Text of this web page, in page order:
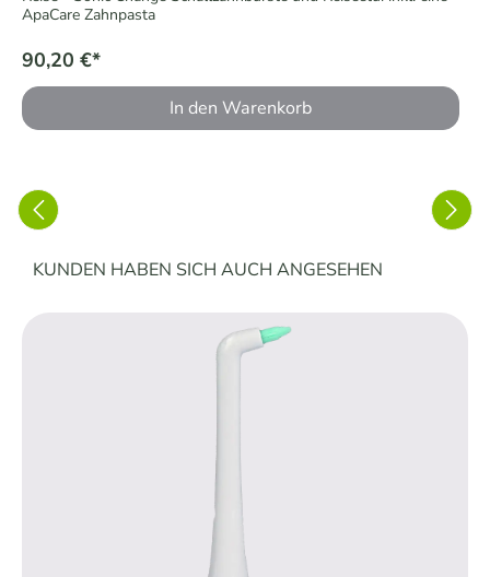
ApaCare Zahnpasta
90,20 €*
In den Warenkorb
Produktgalerie überspringen
KUNDEN HABEN SICH AUCH ANGESEHEN